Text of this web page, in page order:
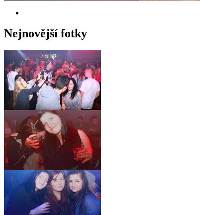
Nejnovější fotky